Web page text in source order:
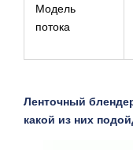
Модель
потока
Ленточный
какой из них